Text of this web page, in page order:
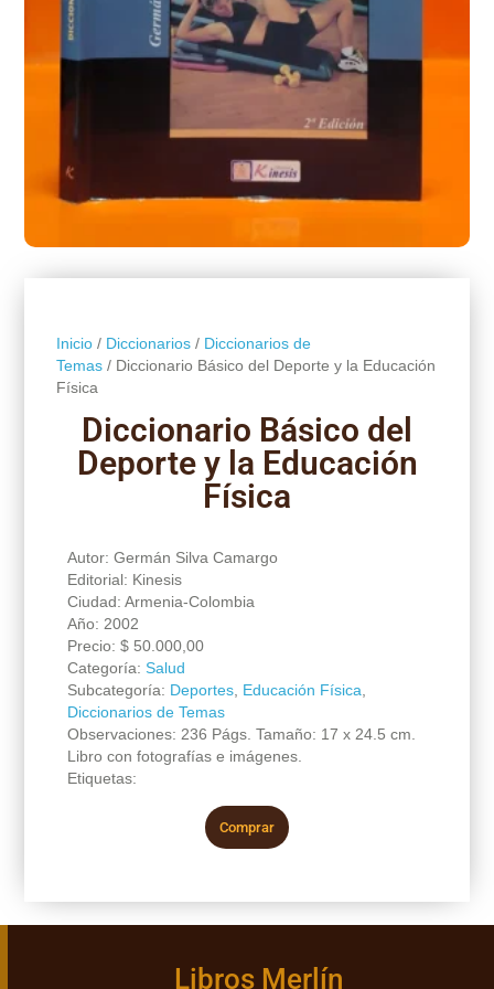
Inicio/ Diccionarios/ Diccionarios de
Temas/ Diccionario Básico del Deporte y la Educación
Física
Diccionario Básico del
Deporte y la Educación
Física
Autor: Germán Silva Camargo
Editorial: Kinesis
Ciudad: Armenia-Colombia
Año: 2002
Precio: $50.000,00
Categoría: Salud
Subcategoría: Deportes, Educación Física
Diccionarios de Temas
Observaciones: 236 Págs. Tamaño: 17 x 24.5 cm.
Libro con fotografías e imágenes.
Etiquetas:
Comprar
Libros Merlín